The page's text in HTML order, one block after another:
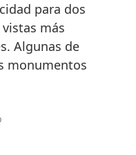
para dos
más
Algunas de
monumentos